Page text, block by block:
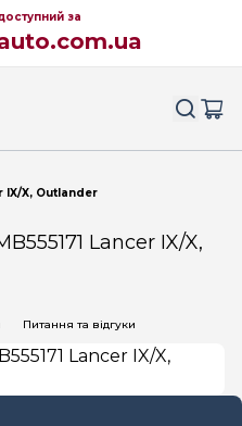
за
IX/X, Outlander
Lancer IX/X,
Питання та відгуки